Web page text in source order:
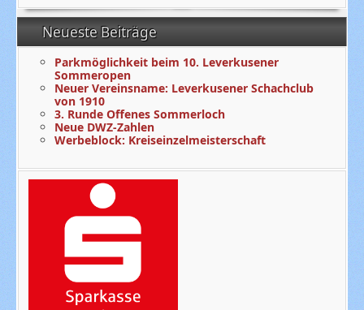
Neueste Beiträge
Parkmöglichkeit beim 10. Leverkusener
Sommeropen
Neuer Vereinsname: Leverkusener Schachclub
von 1910
3. Runde Offenes Sommerloch
Neue DWZ-Zahlen
Werbeblock: Kreiseinzelmeisterschaft